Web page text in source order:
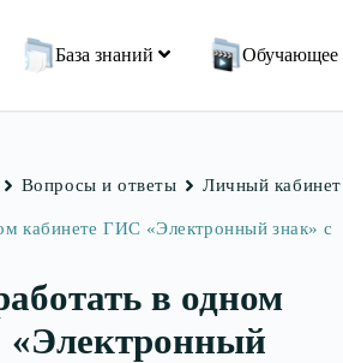
База знаний Обучающее
Вопросы и ответы Личный кабинет
кабинете ГИС «Электронный знак» с
в одном